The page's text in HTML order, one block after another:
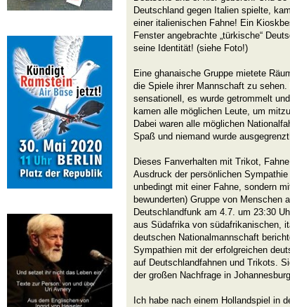
Deutschland gegen Italien spielte,
einer italienischen Fahne! Ein
Fenster angebrachte „türkische“
seine Identität! (siehe Foto!)
Eine ghanaische Gruppe mietete
die Spiele ihrer Mannschaft zu
sensationell, es wurde getrommelt
kamen alle möglichen Leute, um
Dabei waren alle möglichen
Spaß und niemand wurde
Dieses Fanverhalten mit Trikot,
Ausdruck der persönlichen
unbedingt mit einer Fahne, sondern
bewunderten) Gruppe von Menschen
Deutschlandfunk am 4.7. um 23:30
aus Südafrika von südafrikanischen,
deutschen Nationalmannschaft
Sympathien mit der erfolgreichen
auf Deutschlandfahnen und Trikots.
der großen Nachfrage in
Ich habe nach einem Hollandspiel in